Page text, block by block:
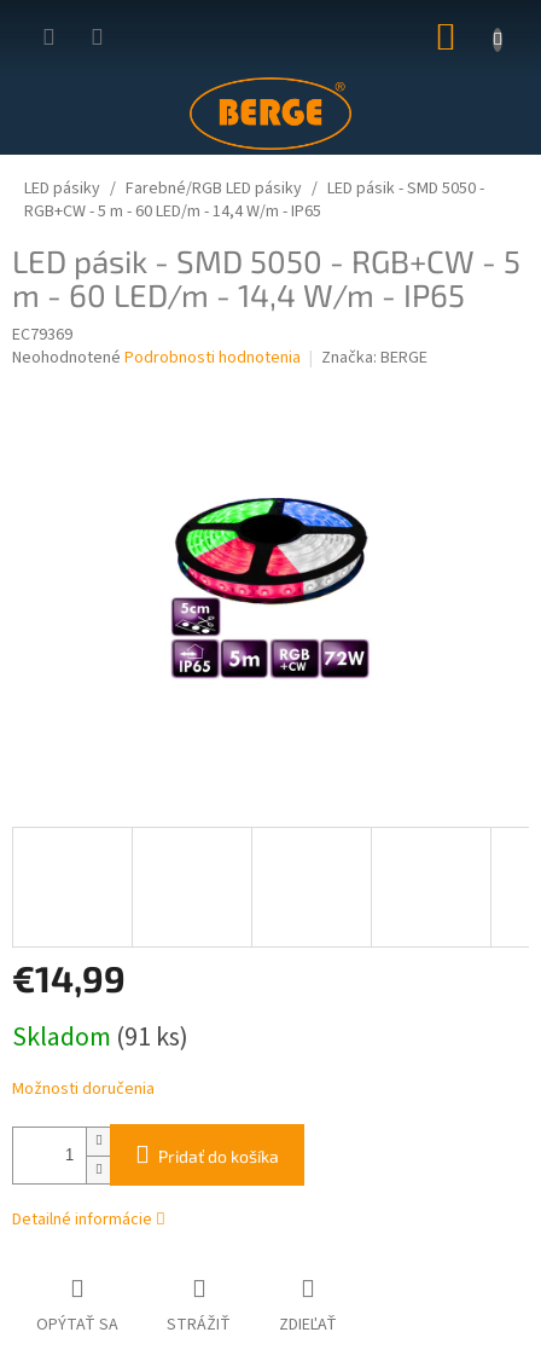
KOŠÍK
LED pásiky Farebné/RGB LED pásiky
LED pásik - SMD 5050 -
RGB+CW - 5 m - 60 LED/m - 14,4 W/m - IP65
LED pásik - SMD 5050 - RGB+CW - 5
m - 60 LED/m - 14,4 W/m - IP65
EC79369
Priemerné
Neohodnotené Podrobnosti hodnotenia Značka: BERGE
€14,99
cena:
Skladom (91 ks)
Možnosti doručenia
Pridať do košíka
Detailné informácie
OPÝTAŤ SA STRÁŽIŤ ZDIEĽAŤ